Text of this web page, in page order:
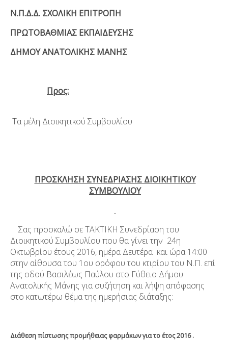
Ν.Π.Δ.Δ. ΣΧΟΛΙΚΗ ΕΠΙΤΡΟΠΗ
ΠΡΩΤΟΒΑΘΜΙΑΣ ΕΚΠΑΙΔΕΥΣΗΣ
ΔΗΜΟΥ ΑΝΑΤΟΛΙΚΗΣ ΜΑΝΗΣ
Προς:
Τα μέλη Διοικητικού Συμβουλίου
ΠΡΟΣΚΛΗΣΗ ΣΥΝΕΔΡΙΑΣΗΣ ΔΙΟΙΚΗΤΙΚΟΥ
ΣΥΜΒΟΥΛΙΟΥ
Σας προσκαλώ σε ΤΑΚΤΙΚΗ Συνεδρίαση του
Διοικητικού Συμβουλίου που θα γίνει την 24η
Oκτωβρίου έτους 2016, ημέρα Δευτέρα και ώρα 14:00
στην αίθουσα του 1 ου ορόφου του κτιρίου του Ν.Π. επί
της οδού Βασιλέως Παύλου στο Γύθειο Δήμου
Ανατολικής Μάνης για συζήτηση και λήψη απόφασης
στο κατωτέρω θέμα της ημερήσιας διάταξης:
Διάθεση πίστωσης προμήθειας φαρμάκων για το έτος 2016 .